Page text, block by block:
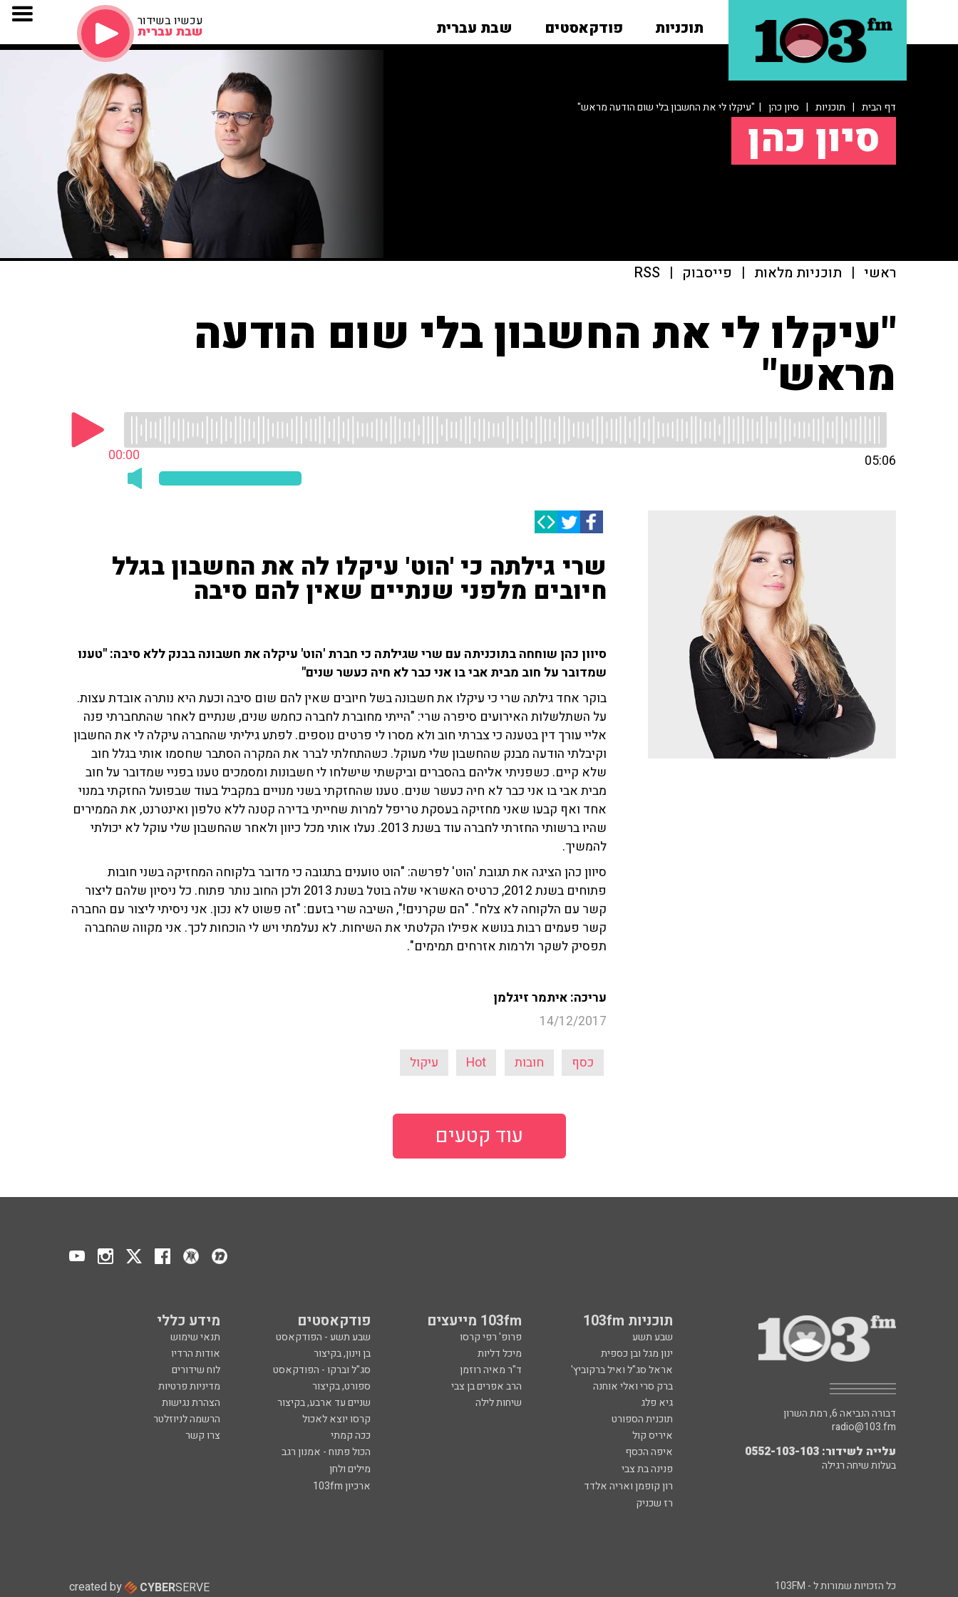
תוכניות פודקאסטים שבת עברית עכשיו בשידור
שבת עברית
דף הבית | תוכניות | סיון כהן | "עיקלו לי את החשבון בלי שום הודעה מראש"
סיון כהן
ראשי | תוכניות מלאות | פייסבוק |
RSS
"עיקלו לי את החשבון בלי שום הודעה
מראש"
00:00 05:06
שרי גילתה כי 'הוט' עיקלו לה את החשבון בגלל
חיובים מלפני שנתיים שאין להם סיבה
סיוון כהן שוחחה בתוכניתה עם שרי שגילתה כי חברת 'הוט' עיקלה את חשבונה בבנק ללא סיבה: "טענו
שמדובר על חוב מבית אבי בו אני כבר לא חיה כעשר שנים"
בוקר אחד גילתה שרי כי עיקלו את חשבונה בשל חיובים שאין להם שום סיבה וכעת היא נותרה אובדת עצות.
על השתלשלות האירועים סיפרה שרי: "הייתי מחוברת לחברה כחמש שנים, שנתיים לאחר שהתחברתי פנה
אליי עורך דין בטענה כי צברתי חוב ולא מסרו לי פרטים נוספים. לפתע גיליתי שהחברה עיקלה לי את החשבון
וקיבלתי הודעה מבנק שהחשבון שלי מעוקל. כשהתחלתי לברר את המקרה הסתבר שחסמו אותי בגלל חוב
שלא קיים. כשפניתי אליהם בהסברים וביקשתי שישלחו לי חשבונות ומסמכים טענו בפניי שמדובר על חוב
מבית אבי בו אני כבר לא חיה כעשר שנים. טענו שהחזקתי בשני מנויים במקביל בעוד שבפועל החזקתי במנוי
אחד ואף קבעו שאני מחזיקה בעסקת טריפל למרות שחייתי בדירה קטנה ללא טלפון ואינטרנט, את הממירים
שהיו ברשותי החזרתי לחברה עוד בשנת 2013. נעלו אותי מכל כיוון ולאחר שהחשבון שלי עוקל לא יכולתי
להמשיך.
סיוון כהן הציגה את תגובת 'הוט' לפרשה: "הוט טוענים בתגובה כי מדובר בלקוחה המחזיקה בשני חובות
פתוחים בשנת 2012, כרטיס האשראי שלה בוטל בשנת 2013 ולכן החוב נותר פתוח. כל ניסיון שלהם ליצור
קשר עם הלקוחה לא צלח". "הם שקרנים!", השיבה שרי בזעם: "זה פשוט לא נכון. אני ניסיתי ליצור עם החברה
קשר פעמים רבות בנושא אפילו הקלטתי את השיחות. לא נעלמתי ויש לי הוכחות לכך. אני מקווה שהחברה
תפסיק לשקר ולרמות אזרחים תמימים".
עריכה: איתמר זיגלמן
14/12/2017
כסף חובות Hot עיקול
עוד קטעים
תוכניות 103fm 103fm מייעצים פודקאסטים מידע כללי
שבע תשע פרופ' רפי קרסו שבע תשע - הפודקאסט
תנאי שימוש
ינון מגל ובן כספית
מיכל דליות בן וינון, בקיצור
אודות הרדיו
אראל סג"ל ואיל ברקוביץ'
ד"ר מאיה רוזמן סג"ל וברקו - הפודקאסט
לוח שידורים
ברק סרי ואלי אוחנה
הרב אפרים בן צבי ספורט, בקיצור
מדיניות פרטיות
גיא פלג
שיחות לילה שניים עד ארבע, בקיצור
הצהרת נגישות
תוכנית הספורט
קרסו יוצא לאכול
הרשמה לניוזלטר
איריס קול
ככה קמתי
צרו קשר
איפה הכסף
הכול פתוח - אמנון רגב
פנינה בת צבי
מילים ולחן
רון קופמן ואריה אלדד
ארכיון 103fm
רז שכניק
דבורה הנביאה 6, רמת השרון
radio@103.fm
עלייה לשידור: 0552-103-103
בעלות שיחה רגילה
כל הזכויות שמורות ל - 103FM created by CYBERSERVE